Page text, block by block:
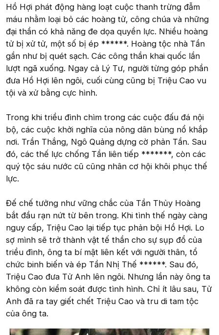
Hồ Hợi phát động hàng loạt cuộc thanh trừng đẫm
máu nhằm loại bỏ các hoàng tử, công chúa và những
đại thần có khả năng đe dọa quyền lực. Nhiều hoàng
tử bị xử tử, một số bị ép ******. Hoàng tộc nhà Tần
gần như bị quét sạch. Các công thần khai quốc lần
lượt ngã xuống. Ngay cả Lý Tư, người từng góp phần
đưa Hồ Hợi lên ngôi, cuối cùng cũng bị Triệu Cao vu
tội và xử bằng cực hình.
Trong khi triều đình chìm trong các cuộc đấu đá nội
bộ, các cuộc khởi nghĩa của nông dân bùng nổ khắp
nơi. Trần Thắng, Ngô Quảng dựng cờ phản Tần. Sau
đó, các thế lực chống Tần liên tiếp *******, còn các
quý tộc sáu nước cũ cũng nhân cơ hội khôi phục thế
lực.
Đế chế tưởng như vững chắc của Tần Thủy Hoàng
bắt đầu rạn nứt từ bên trong. Khi tình thế ngày càng
nguy cấp, Triệu Cao lại tiếp tục phản bội Hồ Hợi. Lo
sợ mình sẽ trở thành vật tế thần cho sự sụp đổ của
triều đình, ông ta bí mật liên kết với người thân, tổ
chức binh biến và ép Tần Nhị Thế ******. Sau đó,
Triệu Cao đưa Tử Anh lên ngôi. Nhưng lần này ông ta
không còn kiểm soát được tình hình. Chỉ ít lâu sau, Tử
Anh đã ra tay giết chết Triệu Cao và tru di tam tộc
của ông ta.